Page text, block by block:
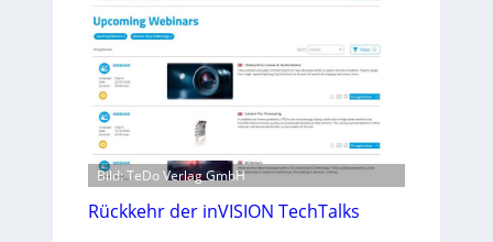
Bild: TeDo Verlag GmbH
Rückkehr der inVISION TechTalks